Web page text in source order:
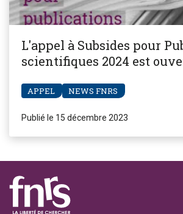
L'appel à Subsides pour
scientifiques 2024 est
APPEL NEWS FNRS
Publié le 15 décembre 2023